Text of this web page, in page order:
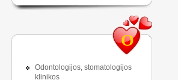
O
Odontologijos, stomatologijos
klinikos